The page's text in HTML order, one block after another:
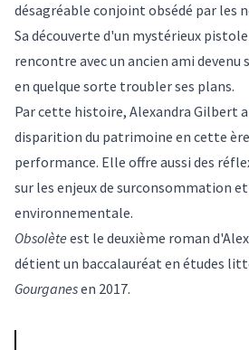
désagréable conjoint obsédé par les
Sa découverte d'un mystérieux
rencontre avec un ancien ami
en quelque sorte troubler ses plans.
Par cette histoire, Alexandra Gilbert
disparition du patrimoine en cette
performance. Elle offre aussi des
sur les enjeux de surconsommation et
environnementale.
Obsolète est le deuxième roman
détient un baccalauréat en études
Gourganesen 2017.